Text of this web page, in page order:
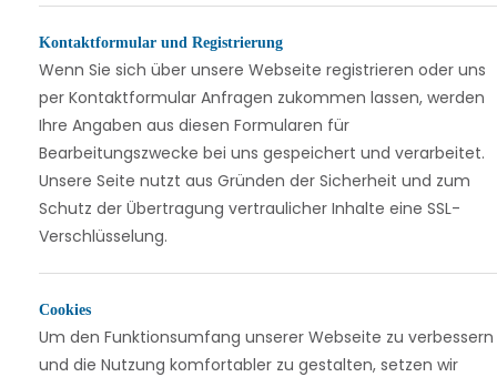
Kontaktformular und Registrierung
Wenn Sie sich über unsere Webseite registrieren oder uns
per Kontaktformular Anfragen zukommen lassen, werden
Ihre Angaben aus diesen Formularen für
Bearbeitungszwecke bei uns gespeichert und verarbeitet.
Unsere Seite nutzt aus Gründen der Sicherheit und zum
Schutz der Übertragung vertraulicher Inhalte eine SSL-
Verschlüsselung.
Cookies
Um den Funktionsumfang unserer Webseite zu verbessern
und die Nutzung komfortabler zu gestalten, setzen wir